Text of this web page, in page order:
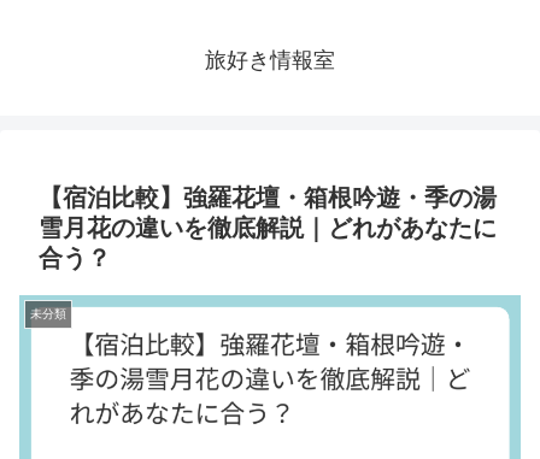
旅好き情報室
【宿泊比較】強羅花壇・箱根吟遊・季の湯
雪月花の違いを徹底解説｜どれがあなたに
合う？
未分類